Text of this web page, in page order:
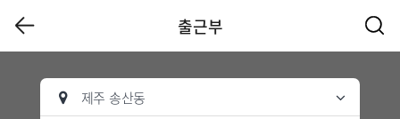
출근부
제주 송산동